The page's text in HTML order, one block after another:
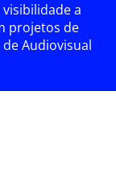
a
projetos de
Audiovisual